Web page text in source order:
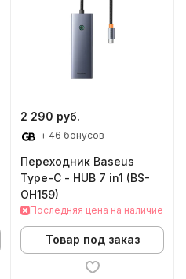
2 290 руб.
+ 46 бонусов
Переходник Baseus
Type-C - HUB 7 in1 (BS-
OH159)
Последняя цена на наличие
Товар под заказ